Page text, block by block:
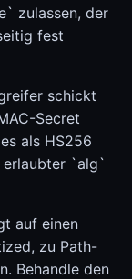
zulassen, der
fest
schickt
Secret
als HS256
erlaubter `alg`
auf einen
zu Path-
Behandle den